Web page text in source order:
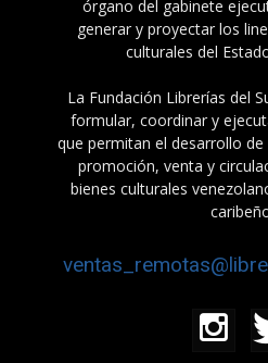
órgano del gabinete
generar y proyectar los
culturales del
La Fundación Librerías del
formular, coordinar y
que permitan el desarrollo
promoción, venta y
bienes culturales